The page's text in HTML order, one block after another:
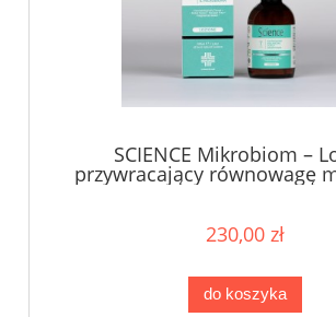
SCIENCE Mikrobiom –
przywracający równowagę
skóry głowy - Adaptogen -
230,00 zł
do koszyka